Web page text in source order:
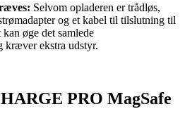
Selvom opladeren er trådløs,
og et kabel til tilslutning til
øge det samlede
kræver ekstra udstyr.
PRO MagSafe